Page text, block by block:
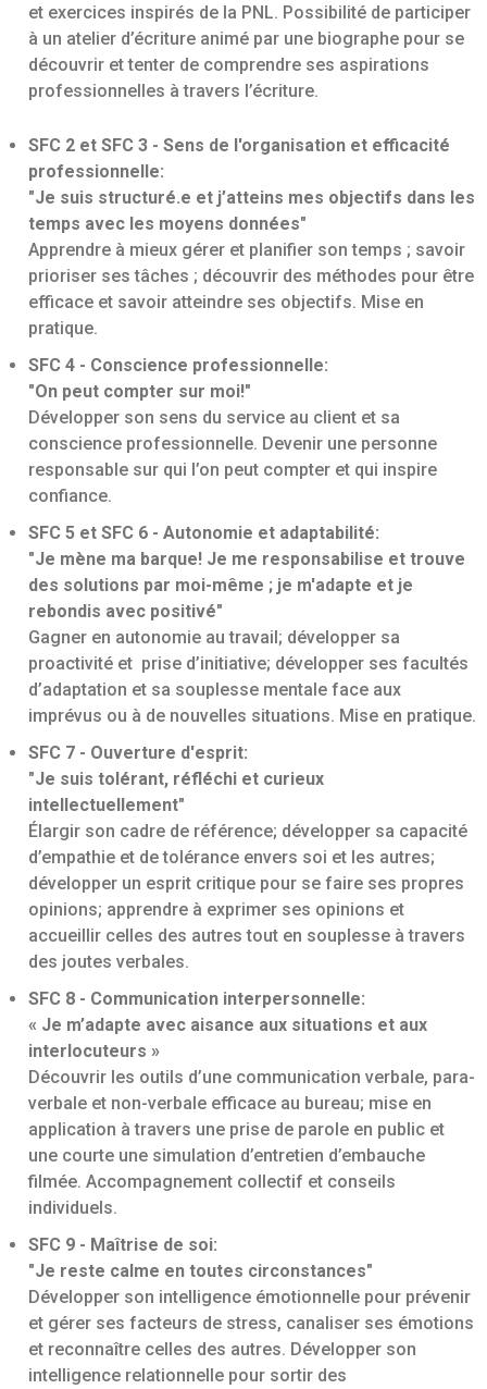
et exercices inspirés de la PNL. Possibilité de participer
à un atelier d’écriture animé par une biographe pour se
découvrir et tenter de comprendre ses aspirations
professionnelles à travers l’écriture.
SFC 2 et SFC 3 - Sens de l'organisation et efficacité
professionnelle:
"Je suis structuré.e et j’atteins mes objectifs dans les
temps avec les moyens données"
Apprendre à mieux gérer et planifier son temps ; savoir
prioriser ses tâches ; découvrir des méthodes pour être
efficace et savoir atteindre ses objectifs. Mise en
pratique.
SFC 4 - Conscience professionnelle:
"On peut compter sur moi!"
Développer son sens du service au client et sa
conscience professionnelle. Devenir une personne
responsable sur qui l’on peut compter et qui inspire
confiance.
SFC 5 et SFC 6 - Autonomie et adaptabilité:
"Je mène ma barque! Je me responsabilise et trouve
des solutions par moi-même ; je m'adapte et je
rebondis avec positivé"
Gagner en autonomie au travail; développer sa
proactivité et prise d’initiative; développer ses facultés
d’adaptation et sa souplesse mentale face aux
imprévus ou à de nouvelles situations. Mise en pratique.
SFC 7 - Ouverture d'esprit:
"Je suis tolérant, réfléchi et curieux
intellectuellement"
Élargir son cadre de référence; développer sa capacité
d’empathie et de tolérance envers soi et les autres;
développer un esprit critique pour se faire ses propres
opinions; apprendre à exprimer ses opinions et
accueillir celles des autres tout en souplesse à travers
des joutes verbales.
SFC 8 - Communication interpersonnelle:
« Je m’adapte avec aisance aux situations et aux
interlocuteurs »
Découvrir les outils d’une communication verbale, para-
verbale et non-verbale efficace au bureau; mise en
application à travers une prise de parole en public et
une courte une simulation d’entretien d’embauche
filmée. Accompagnement collectif et conseils
individuels.
SFC 9 - Maîtrise de soi:
"Je reste calme en toutes circonstances"
Développer son intelligence émotionnelle pour prévenir
et gérer ses facteurs de stress, canaliser ses émotions
et reconnaître celles des autres. Développer son
intelligence relationnelle pour sortir des